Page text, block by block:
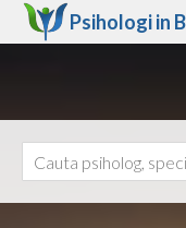
Psihologi in